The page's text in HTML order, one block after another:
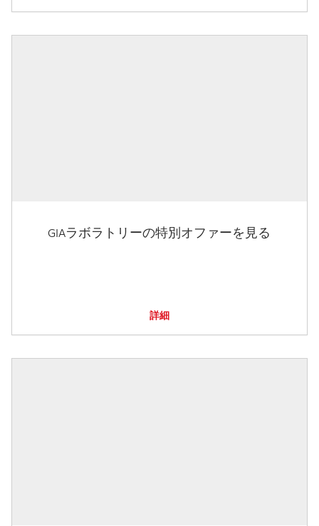
GIAラボラトリーの特別オファーを見る
詳細